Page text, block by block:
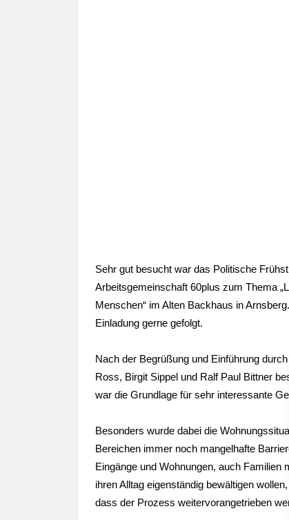
Sehr gut besucht war das Politische
Arbeitsgemeinschaft 60plus zum Thema
Menschen“ im Alten Backhaus in
Einladung gerne gefolgt.
Nach der Begrüßung und Einführung
Ross, Birgit Sippel und Ralf Paul Bittner
war die Grundlage für sehr interessante
Besonders wurde dabei die
Bereichen immer noch mangelhafte
Eingänge und Wohnungen, auch
ihren Alltag eigenständig bewältigen
dass der Prozess weitervorangetrieben